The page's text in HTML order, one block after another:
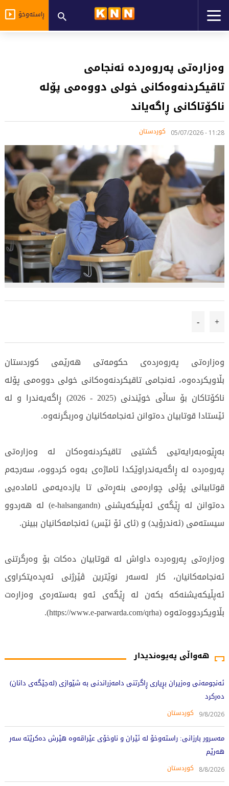
ڕاستەوخۆ
وەزارەتی پەروەردە ئەنجامی
تاقیکردنەوەکانی خولی دووەمی پۆلە
ناکۆتاکانی ڕاگەیاند
11:28 - 05/07/2026 کوردستان
هەواڵی پەیوەندیدار
ئەنجومەنی وەزیران بڕیاری ڕاگرتنی دامەزراندنی بە شێوازی (لەجێگەی دانان)
دەرکرد
9/8/2026 کوردستان
مەسرور بارزانی: راستەوخۆ لە ئێران و ناوخۆی عێراقەوە هێرش دەکرێتە سەر
هەرێم
8/8/2026 کوردستان
+
-
وەزارەتی پەروەردەی حکومەتی هەرێمی کوردستان
بڵاویکردەوە، ئەنجامی تاقیکردنەوەکانی خولی دووەمی پۆلە
ناکۆتاکان بۆ ساڵی خوێندنی (2025 - 2026) ڕاگەیەندرا و لە
ئێستادا قوتابیان دەتوانن ئەنجامەکانیان وەربگرنەوە.
بەڕێوەبەرایەتیی گشتیی تاقیکردنەوەکان لە وەزارەتی
پەروەردە لە ڕاگەیەندراوێکدا ئاماژەی بەوە کردووە، سەرجەم
قوتابیانی پۆلی چوارەمی بنەڕەتی تا یازدەیەمی ئامادەیی
دەتوانن لە ڕێگەی ئەپڵیکەیشنی (e-halsangandn) لە هەردوو
سیستەمی (ئەندرۆید) و (ئای ئۆ ئێس) ئەنجامەکانیان ببینن.
وەزارەتی پەروەردە داواش لە قوتابیان دەکات بۆ وەرگرتنی
ئەنجامەکانیان، کار لەسەر نوێترین ڤێرژنی ئەپدەیتکراوی
ئەپڵیکەیشنەکە بکەن لە ڕێگەی ئەو بەستەرەی وەزارەت
بڵاویکردووەتەوە (https://www.e-parwarda.com/qrha).